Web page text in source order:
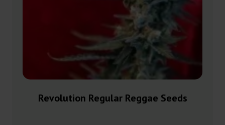
Revolution Regular Reggae Seeds